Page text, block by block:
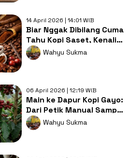
14 April 2026 | 14:01 WIB
Biar Nggak Dibilang Cuma
Tahu Kopi Saset, Kenali
Perbedaan Kasta
Robusta dan Arabika
Wahyu Sukma
06 April 2026 | 12:19 WIB
Main ke Dapur Kopi Gayo:
Dari Petik Manual Sampai
Jadi Kopi Spesial Dunia
Wahyu Sukma